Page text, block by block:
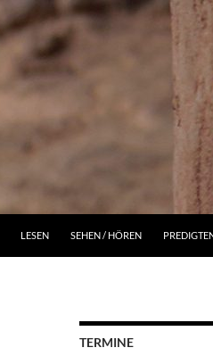
LESEN SEHEN / HÖREN
TERMINE